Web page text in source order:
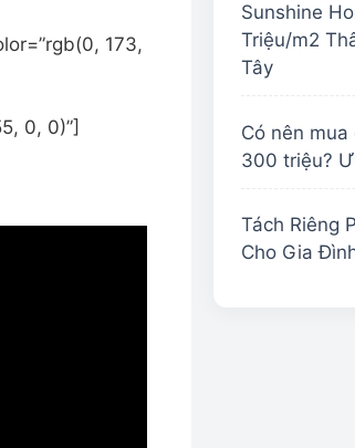
173,
0, 0)”]
Sunshine
Triệu/m2
Tây
Có nên
300 triệu?
Tách Riêng
Cho Gia